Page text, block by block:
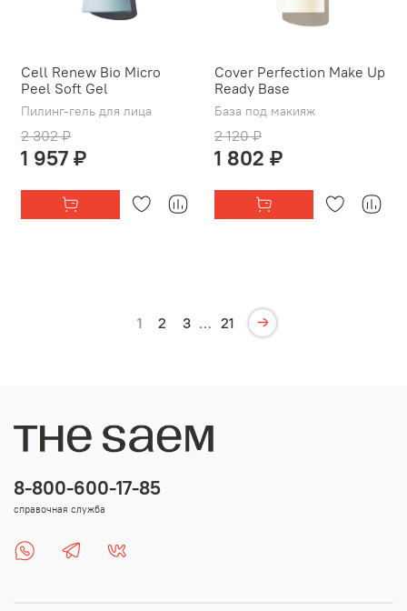
Cell Renew Bio Micro
Peel Soft Gel
Пилинг-гель для лица
2 302 ₽
1 957 ₽
Cover Perfection Make Up
Ready Base
База под макияж
2 120 ₽
1 802 ₽
1 2 3 … 21
8-800-600-17-85
справочная служба